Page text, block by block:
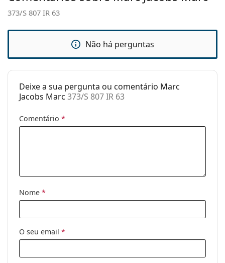
Estojo:
Pano de
Sim
Outros
Categoria:
Óculos de sol
Uso:
Moda
373/S 807 IR 63
Não há perguntas
Deixe a sua pergunta ou comentário Marc
Jacobs Marc 373/S 807 IR 63
Comentário *
Nome *
O seu email *